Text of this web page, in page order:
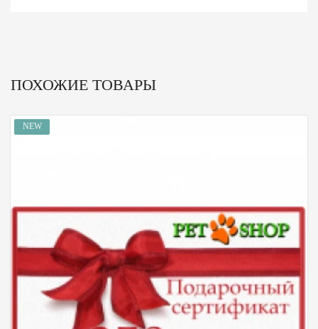
ПОХОЖИЕ ТОВАРЫ